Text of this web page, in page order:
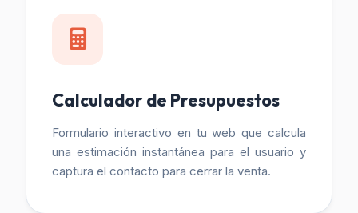
Calculador de Presupuestos
Formulario interactivo en tu web que calcula
una estimación instantánea para el usuario y
captura el contacto para cerrar la venta.